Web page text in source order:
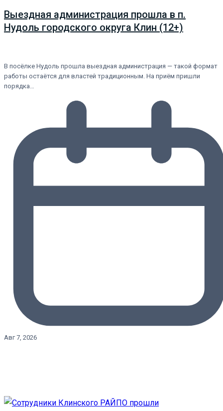
Выездная администрация прошла в п.
Нудоль городского округа Клин (12+)
В посёлке Нудоль прошла выездная администрация — такой формат
работы остаётся для властей традиционным. На приём пришли
порядка…
Авг 7, 2026